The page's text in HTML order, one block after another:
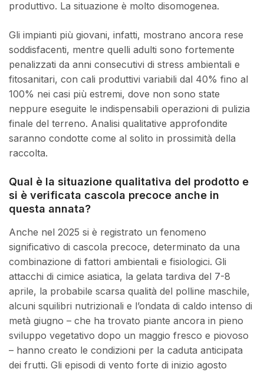
produttivo. La situazione è molto disomogenea.
Gli impianti più giovani, infatti, mostrano ancora rese
soddisfacenti, mentre quelli adulti sono fortemente
penalizzati da anni consecutivi di stress ambientali e
fitosanitari, con cali produttivi variabili dal 40% fino al
100% nei casi più estremi, dove non sono state
neppure eseguite le indispensabili operazioni di pulizia
finale del terreno. Analisi qualitative approfondite
saranno condotte come al solito in prossimità della
raccolta.
Qual è la situazione qualitativa del prodotto e
si è verificata cascola precoce anche in
questa annata?
Anche nel 2025 si è registrato un fenomeno
significativo di cascola precoce, determinato da una
combinazione di fattori ambientali e fisiologici. Gli
attacchi di cimice asiatica, la gelata tardiva del 7-8
aprile, la probabile scarsa qualità del polline maschile,
alcuni squilibri nutrizionali e l’ondata di caldo intenso di
metà giugno – che ha trovato piante ancora in pieno
sviluppo vegetativo dopo un maggio fresco e piovoso
– hanno creato le condizioni per la caduta anticipata
dei frutti. Gli episodi di vento forte di inizio agosto